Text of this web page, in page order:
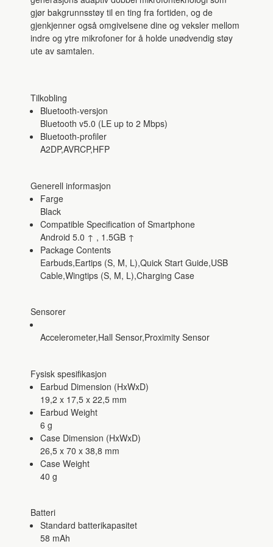
gjør bakgrunnsstøy til en ting fra fortiden, og de
gjenkjenner også omgivelsene dine og veksler mellom
indre og ytre mikrofoner for å holde unødvendig støy
ute av samtalen.
Tilkobling
Bluetooth-versjon
Bluetooth v5.0 (LE up to 2 Mbps)
Bluetooth-profiler
A2DP,AVRCP,HFP
Generell informasjon
Farge
Black
Compatible Specification of Smartphone
Android 5.0 ↑ , 1.5GB ↑
Package Contents
Earbuds,Eartips (S, M, L),Quick Start Guide,USB
Cable,Wingtips (S, M, L),Charging Case
Sensorer
Accelerometer,Hall Sensor,Proximity Sensor
Fysisk spesifikasjon
Earbud Dimension (HxWxD)
19,2 x 17,5 x 22,5 mm
Earbud Weight
6 g
Case Dimension (HxWxD)
26,5 x 70 x 38,8 mm
Case Weight
40 g
Batteri
Standard batterikapasitet
58 mAh